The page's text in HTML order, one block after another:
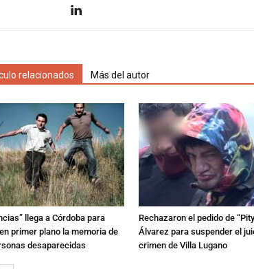
relacionados Más del autor
llega a Córdoba para
primer plano la memoria de
desaparecidas
Rechazaron el pedido de
Álvarez para suspender el
crimen de Villa Lugano